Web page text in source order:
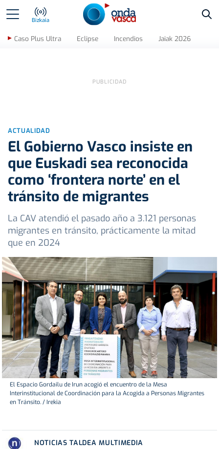
Bizkaia
Caso Plus Ultra Eclipse Incendios Jaiak 2026
ACTUALIDAD
El Gobierno Vasco insiste en
que Euskadi sea reconocida
como ‘frontera norte’ en el
tránsito de migrantes
La CAV atendió el pasado año a 3.121 personas
migrantes en tránsito, prácticamente la mitad
que en 2024
El Espacio Gordailu de Irun acogió el encuentro de la Mesa
Interinstitucional de Coordinación para la Acogida a Personas Migrantes
en Tránsito. / Irekia
NOTICIAS TALDEA MULTIMEDIA